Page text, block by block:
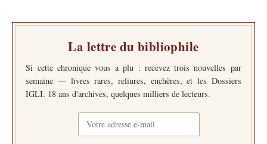
La lettre du bibliophile
Si cette chronique vous a plu : recevez trois nouvelles par
semaine — livres rares, reliures, enchères, et les Dossiers
IGLI. 18 ans d'archives, quelques milliers de lecteurs.